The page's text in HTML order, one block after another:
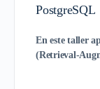
PostgreSQL
En este taller
(Retrieval-